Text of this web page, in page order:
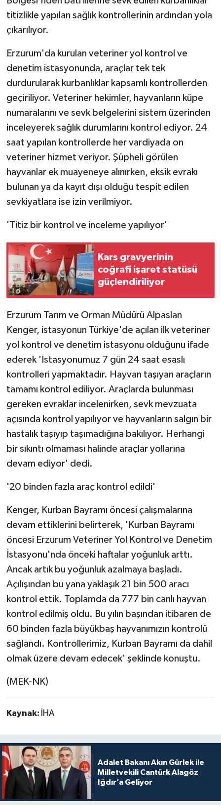
titizlikle yapılan sağlık kontrollerinin ardından yola
çıkarılıyor.
Erzurum'da kurulan veteriner yol kontrol ve
denetim istasyonunda, araçlar tek tek
durdurularak kurbanlıklar kapsamlı kontrollerden
geçiriliyor. Veteriner hekimler, hayvanların küpe
numaralarını ve sevk belgelerini sistem üzerinden
inceleyerek sağlık durumlarını kontrol ediyor. 24
saat yapılan kontrollerde her vardiyada on
veteriner hizmet veriyor. Şüpheli görülen
hayvanlar ek muayeneye alınırken, eksik evrakı
bulunan ya da kayıt dışı olduğu tespit edilen
sevkiyatlara ise izin verilmiyor.
'Titiz bir kontrol ve inceleme yapılıyor'
Kars gravyerinin
coğrafi işaret statüsü
güçlendiriliyor
Erzurum Tarım ve Orman Müdürü Alpaslan
Kenger, istasyonun Türkiye'de açılan ilk veteriner
yol kontrol ve denetim istasyonu olduğunu ifade
ederek 'İstasyonumuz 7 gün 24 saat esaslı
kontrolleri yapmaktadır. Hayvan taşıyan araçların
tamamı kontrol ediliyor. Araçlarda bulunması
gereken evraklar incelenirken, sevk mevzuata
açısında kontrol yapılıyor ve hayvanların salgın bir
hastalık taşıyıp taşımadığına bakılıyor. Herhangi
bir sıkıntı olmaması halinde araçlar yollarına
devam ediyor' dedi.
'20 binden fazla araç kontrol edildi'
Kenger, Kurban Bayramı öncesi çalışmalarına
devam ettiklerini belirterek, 'Kurban Bayramı
öncesi Erzurum Veteriner Yol Kontrol ve Denetim
İstasyonu'nda önceki haftalar yoğunluk arttı.
Ancak artık bu yoğunluk azalmaya başladı.
Açılışından bu yana yaklaşık 21 bin 500 aracı
kontrol ettik. Toplamda da 777 bin canlı hayvan
kontrol edilmiş oldu. Bu yılın başından itibaren de
60 binden fazla büyükbaş hayvanımızın kontrolü
sağlandı. Kontrollerimiz, Kurban Bayramı da dahil
olmak üzere devam edecek' şeklinde konuştu.
(MEK-NK)
Kaynak: İHA
Adalet Bakanı Akın Gürlek ile
Milletvekili Cantürk Alagöz
Iğdır’a Geliyor